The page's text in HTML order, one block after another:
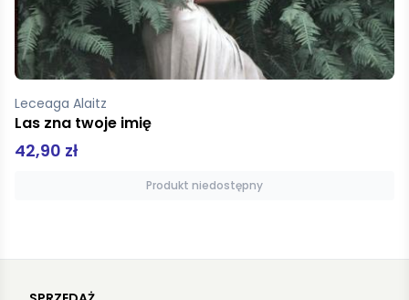
Leceaga Alaitz
Las zna twoje imię
42,90 zł
Produkt niedostępny